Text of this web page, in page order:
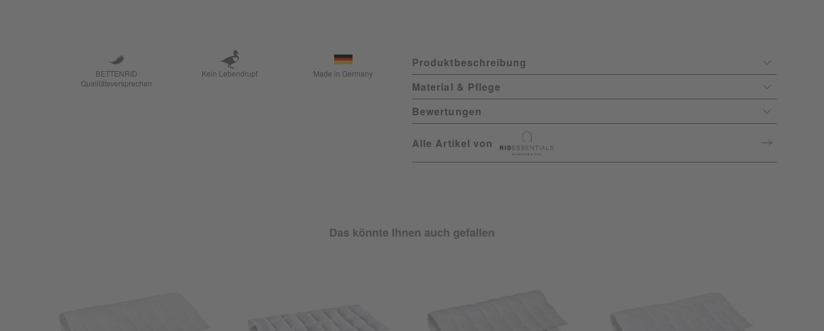
BETTENRID
Qualitätsversprechen
Kein Lebendrupf Made in Germany
Produktbeschreibung
Material & Pflege
Bewertungen
Alle Artikel von
Das könnte Ihnen auch gefallen